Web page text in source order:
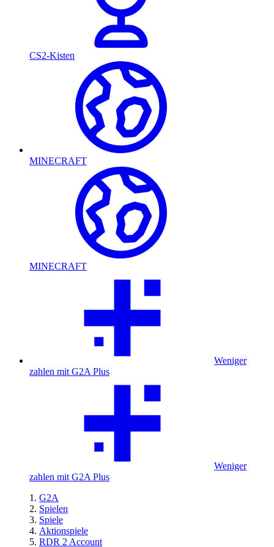
CS2-Kisten
MINECRAFT
MINECRAFT
Weniger
zahlen mit G2A Plus
Weniger
zahlen mit G2A Plus
G2A
Spielen
Spiele
Aktionspiele
RDR 2 Account